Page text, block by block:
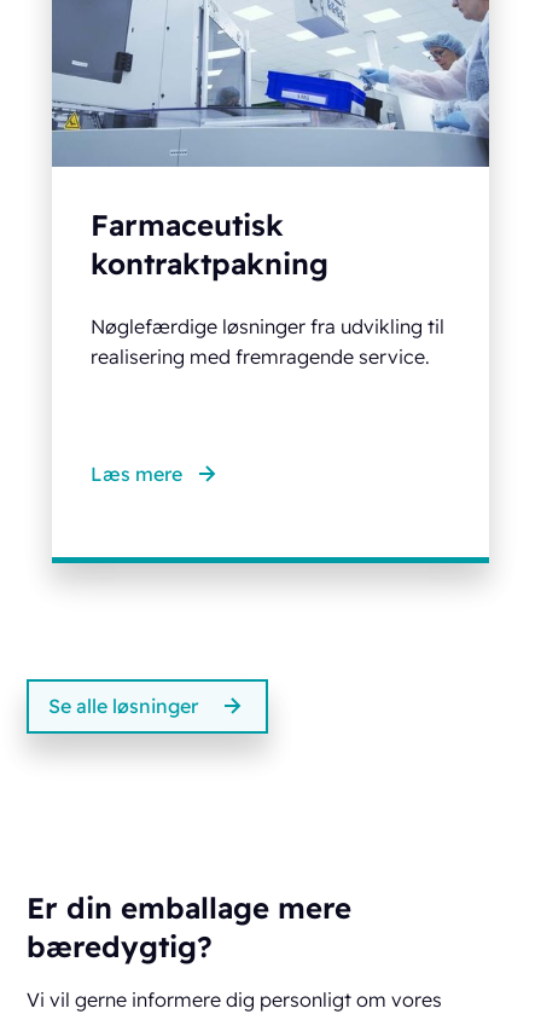
Farmaceutisk
kontraktpakning
Nøglefærdige løsninger fra udvikling til
realisering med fremragende service.
Læs mere
Se alle løsninger
Er din emballage mere
bæredygtig?
Vi vil gerne informere dig personligt om vores